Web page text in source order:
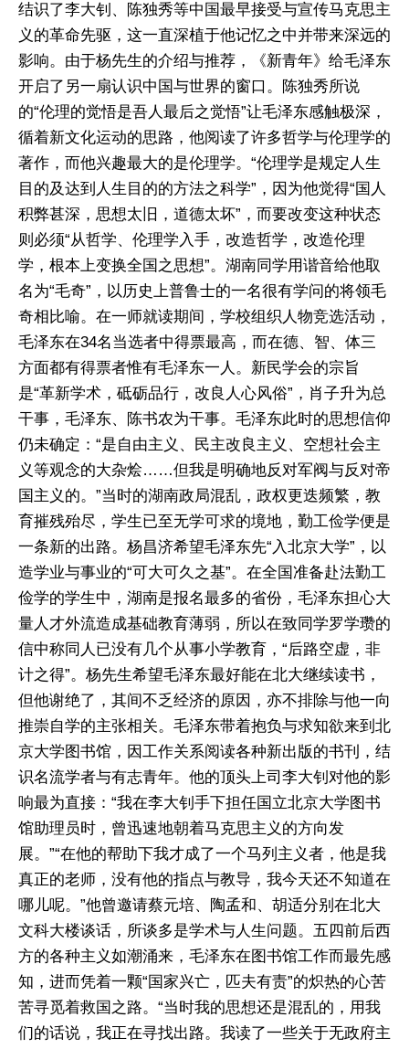
结识了李大钊、陈独秀等中国最早接受与宣传马克思主
义的革命先驱，这一直深植于他记忆之中并带来深远的
影响。由于杨先生的介绍与推荐，《新青年》给毛泽东
开启了另一扇认识中国与世界的窗口。陈独秀所说
的“伦理的觉悟是吾人最后之觉悟”让毛泽东感触极深，
循着新文化运动的思路，他阅读了许多哲学与伦理学的
著作，而他兴趣最大的是伦理学。“伦理学是规定人生
目的及达到人生目的的方法之科学”，因为他觉得“国人
积弊甚深，思想太旧，道德太坏”，而要改变这种状态
则必须“从哲学、伦理学入手，改造哲学，改造伦理
学，根本上变换全国之思想”。湖南同学用谐音给他取
名为“毛奇”，以历史上普鲁士的一名很有学问的将领毛
奇相比喻。在一师就读期间，学校组织人物竞选活动，
毛泽东在34名当选者中得票最高，而在德、智、体三
方面都有得票者惟有毛泽东一人。新民学会的宗旨
是“革新学术，砥砺品行，改良人心风俗”，肖子升为总
干事，毛泽东、陈书农为干事。毛泽东此时的思想信仰
仍未确定：“是自由主义、民主改良主义、空想社会主
义等观念的大杂烩……但我是明确地反对军阀与反对帝
国主义的。”当时的湖南政局混乱，政权更迭频繁，教
育摧残殆尽，学生已至无学可求的境地，勤工俭学便是
一条新的出路。杨昌济希望毛泽东先“入北京大学”，以
造学业与事业的“可大可久之基”。在全国准备赴法勤工
俭学的学生中，湖南是报名最多的省份，毛泽东担心大
量人才外流造成基础教育薄弱，所以在致同学罗学瓒的
信中称同人已没有几个从事小学教育，“后路空虚，非
计之得”。杨先生希望毛泽东最好能在北大继续读书，
但他谢绝了，其间不乏经济的原因，亦不排除与他一向
推崇自学的主张相关。毛泽东带着抱负与求知欲来到北
京大学图书馆，因工作关系阅读各种新出版的书刊，结
识名流学者与有志青年。他的顶头上司李大钊对他的影
响最为直接：“我在李大钊手下担任国立北京大学图书
馆助理员时，曾迅速地朝着马克思主义的方向发
展。”“在他的帮助下我才成了一个马列主义者，他是我
真正的老师，没有他的指点与教导，我今天还不知道在
哪儿呢。”他曾邀请蔡元培、陶孟和、胡适分别在北大
文科大楼谈话，所谈多是学术与人生问题。五四前后西
方的各种主义如潮涌来，毛泽东在图书馆工作而最先感
知，进而凭着一颗“国家兴亡，匹夫有责”的炽热的心苦
苦寻觅着救国之路。“当时我的思想还是混乱的，用我
们的话说，我正在寻找出路。我读了一些关于无政府主